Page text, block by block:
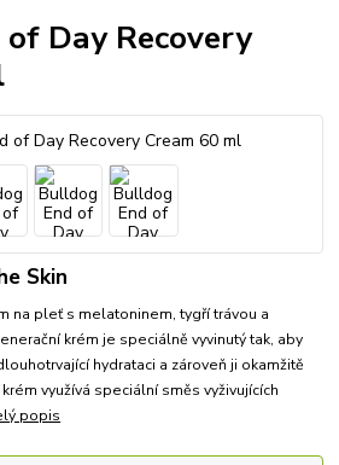
Day Recovery
Skin
na pleť s melatoninem, tygří trávou a
krém je speciálně vyvinutý tak, aby
hydrataci a zároveň ji okamžitě
využívá speciální směs vyživujících
popis